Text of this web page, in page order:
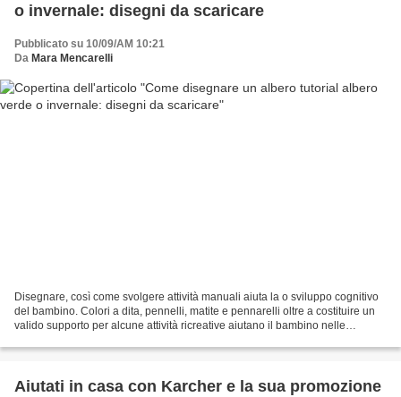
o invernale: disegni da scaricare
Pubblicato su 10/09/AM 10:21
Da Mara Mencarelli
Disegnare, così come svolgere attività manuali aiuta la o sviluppo cognitivo
del bambino. Colori a dita, pennelli, matite e pennarelli oltre a costituire un
valido supporto per alcune attività ricreative aiutano il bambino nelle
Aiutati in casa con Karcher e la sua promozione